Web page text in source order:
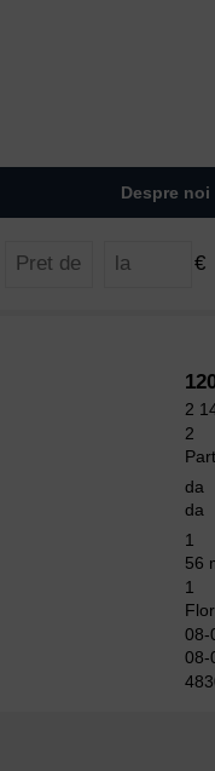
Despre noi
€
2
2
da
da
1
56
1
08-
08-